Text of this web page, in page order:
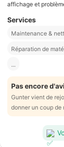
affichage et
Services
Maintenance &
Réparation de
...
Pas encore
Gunter vient de
donner un coup de